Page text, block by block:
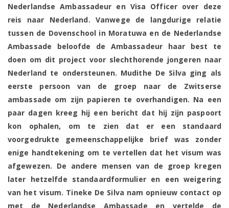
Nederlandse Ambassadeur en Visa Officer over deze
reis naar Nederland. Vanwege de langdurige relatie
tussen de Dovenschool in Moratuwa en de Nederlandse
Ambassade beloofde de Ambassadeur haar best te
doen om dit project voor slechthorende jongeren naar
Nederland te ondersteunen. Mudithe De Silva ging als
eerste persoon van de groep naar de Zwitserse
ambassade om zijn papieren te overhandigen. Na een
paar dagen kreeg hij een bericht dat hij zijn paspoort
kon ophalen, om te zien dat er een standaard
voorgedrukte gemeenschappelijke brief was zonder
enige handtekening om te vertellen dat het visum was
afgewezen. De andere mensen van de groep kregen
later hetzelfde standaardformulier en een weigering
van het visum. Tineke De Silva nam opnieuw contact op
met de Nederlandse Ambassade en vertelde de